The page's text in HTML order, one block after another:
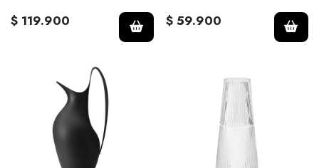
$ 119.900
$ 59.900